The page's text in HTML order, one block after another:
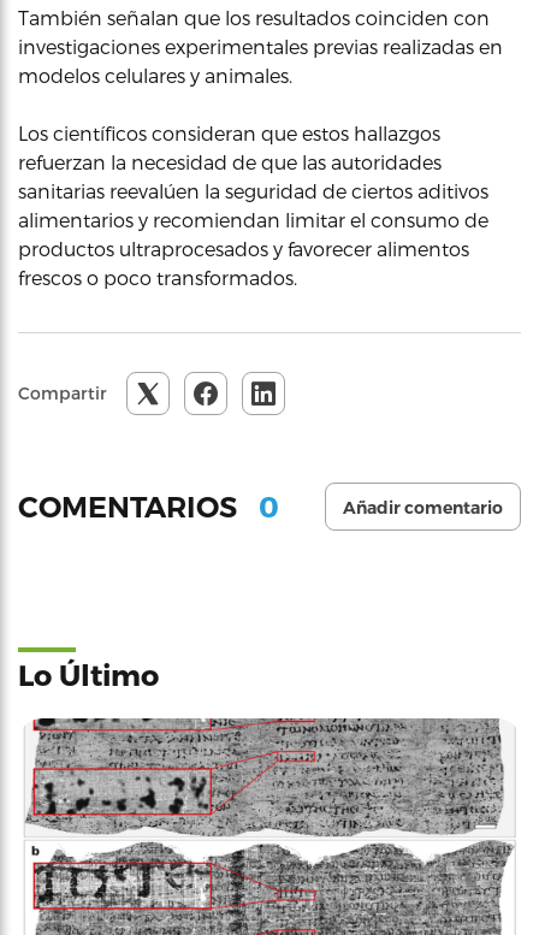
También señalan que los resultados coinciden con
investigaciones experimentales previas realizadas en
modelos celulares y animales.
Los científicos consideran que estos hallazgos
refuerzan la necesidad de que las autoridades
sanitarias reevalúen la seguridad de ciertos aditivos
alimentarios y recomiendan limitar el consumo de
productos ultraprocesados y favorecer alimentos
frescos o poco transformados.
Compartir
COMENTARIOS 0 Añadir comentario
Lo Último